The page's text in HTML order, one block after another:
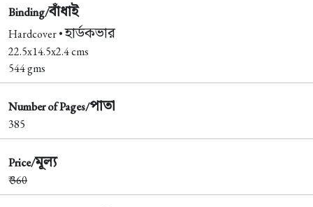
Binding/বাঁধাই
Hardcover •হার্ডকভার
22.5x14.5x2.4 cms
544 gms
Number of Pages/পাতা
385
Price/মূল্য
₹360